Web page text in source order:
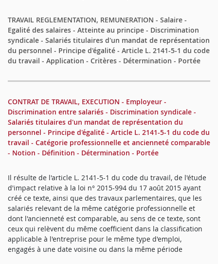
TRAVAIL REGLEMENTATION, REMUNERATION - Salaire -
Egalité des salaires - Atteinte au principe - Discrimination
syndicale - Salariés titulaires d'un mandat de représentation
du personnel - Principe d'égalité - Article L. 2141-5-1 du code
du travail - Application - Critères - Détermination - Portée
CONTRAT DE TRAVAIL, EXECUTION - Employeur -
Discrimination entre salariés - Discrimination syndicale -
Salariés titulaires d'un mandat de représentation du
personnel - Principe d'égalité - Article L. 2141-5-1 du code du
travail - Catégorie professionnelle et ancienneté comparable
- Notion - Définition - Détermination - Portée
Il résulte de l'article L. 2141-5-1 du code du travail, de l'étude
d'impact relative à la loi n° 2015-994 du 17 août 2015 ayant
créé ce texte, ainsi que des travaux parlementaires, que les
salariés relevant de la même catégorie professionnelle et
dont l'ancienneté est comparable, au sens de ce texte, sont
ceux qui relèvent du même coefficient dans la classification
applicable à l'entreprise pour le même type d'emploi,
engagés à une date voisine ou dans la même période